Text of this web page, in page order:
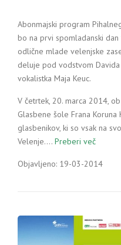
Abonmajski program
bo na prvi spomladanski
odlične mlade velenjske
deluje pod vodstvom
vokalistka Maja Keuc.
V četrtek, 20. marca 2014,
Glasbene šole Frana
glasbenikov, ki so vsak na
Velenje.… Preberi več
Objavljeno: 19-03-2014